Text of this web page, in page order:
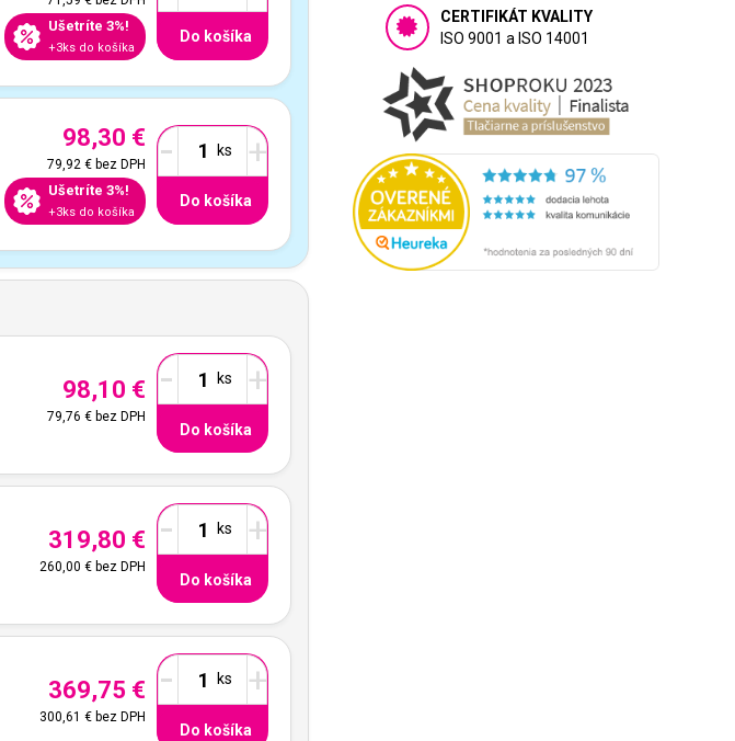
Ušetríte 3%!
+3ks do košíka
Do košíka
98,30 €
79,92 €bez DPH
Ušetríte 3%!
+3ks do košíka
- +
Do košíka
98,10 €
79,76 €bez DPH
- +
Do košíka
319,80 €
260,00 €bez DPH
- +
Do košíka
369,75 €
300,61 €bez DPH
- +
Do košíka
CERTIFIKÁT KVALITY
ISO 9001 a ISO 14001